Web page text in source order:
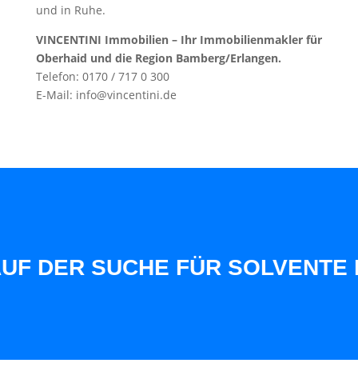
und in Ruhe.
VINCENTINI Immobilien – Ihr Immobilienmakler für
Oberhaid und die Region Bamberg/Erlangen.
Telefon: 0170 / 717 0 300
E-Mail: info@vincentini.de
SUCHE FÜR SOLVENTE